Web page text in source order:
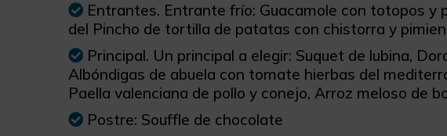
Entrantes. Entrante frío: Guacamole con totopos y
del Pincho de tortilla de patatas con chistorra y
Principal. Un principal a elegir: Suquet de lubina,
Albóndigas de abuela con tomate hierbas del
Paella valenciana de pollo y conejo, Arroz meloso de
Postre: Souffle de chocolate